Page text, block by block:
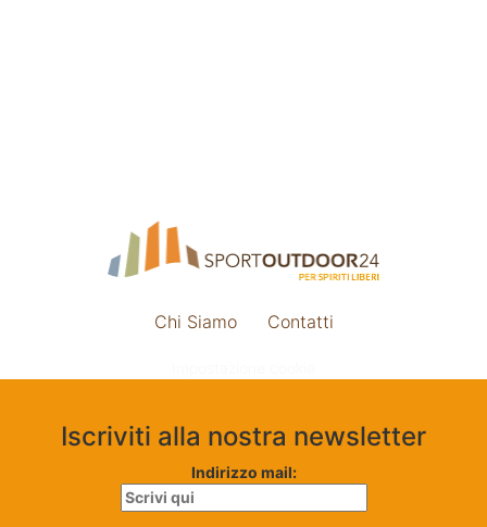
Chi Siamo Contatti
Iscriviti alla nostra newsletter
Indirizzo mail: